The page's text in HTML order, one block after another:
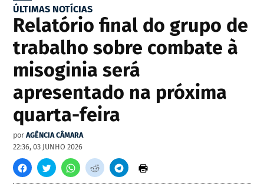
ÚLTIMAS NOTÍCIAS
Relatório final do grupo de
trabalho sobre combate à
misoginia será
apresentado na próxima
quarta-feira
por AGÊNCIA CÂMARA
22:36, 03 JUNHO 2026